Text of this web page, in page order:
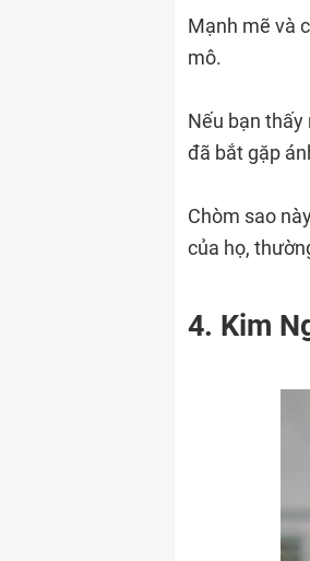
Mạnh mẽ và
mô.
Nếu bạn
đã bắt gặp
Chòm sao
của họ,
4. Kim